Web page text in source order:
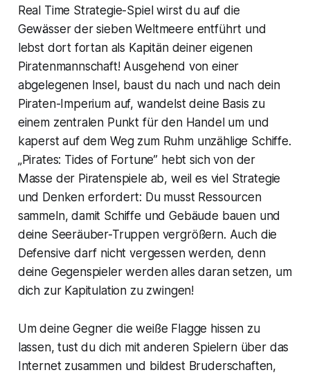
Real Time Strategie-Spiel wirst du auf die
Gewässer der sieben Weltmeere entführt und
lebst dort fortan als Kapitän deiner eigenen
Piratenmannschaft! Ausgehend von einer
abgelegenen Insel, baust du nach und nach dein
Piraten-Imperium auf, wandelst deine Basis zu
einem zentralen Punkt für den Handel um und
kaperst auf dem Weg zum Ruhm unzählige Schiffe.
„Pirates: Tides of Fortune” hebt sich von der
Masse der Piratenspiele ab, weil es viel Strategie
und Denken erfordert: Du musst Ressourcen
sammeln, damit Schiffe und Gebäude bauen und
deine Seeräuber-Truppen vergrößern. Auch die
Defensive darf nicht vergessen werden, denn
deine Gegenspieler werden alles daran setzen, um
dich zur Kapitulation zu zwingen!
Um deine Gegner die weiße Flagge hissen zu
lassen, tust du dich mit anderen Spielern über das
Internet zusammen und bildest Bruderschaften,